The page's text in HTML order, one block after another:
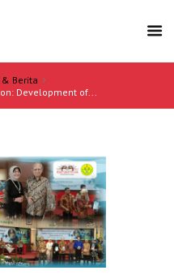
& Berita
Development of...